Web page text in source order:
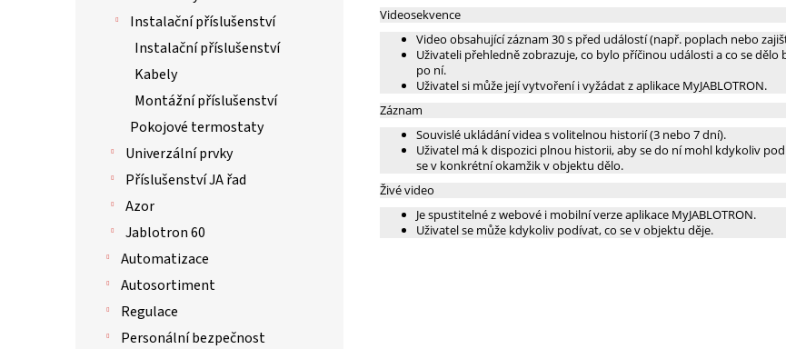
Instalační příslušenství
Instalační příslušenství
Kabely
Montážní příslušenství
Pokojové termostaty
Univerzální prvky
Příslušenství JA řad
Azor
Jablotron 60
Automatizace
Autosortiment
Regulace
Personální bezpečnost
Videosekvence
Video obsahující záznam 30 s před událostí (např. poplach nebo
Uživateli přehledně zobrazuje, co bylo příčinou události a co se dělo
po ní.
Uživatel si může její vytvoření i vyžádat z aplikace MyJABLOTRON.
Záznam
Souvislé ukládání videa s volitelnou historií (3 nebo 7 dní).
Uživatel má k dispozici plnou historii, aby se do ní mohl kdykoliv
se v konkrétní okamžik v objektu dělo.
Živé video
Je spustitelné z webové i mobilní verze aplikace MyJABLOTRON.
Uživatel se může kdykoliv podívat, co se v objektu děje.